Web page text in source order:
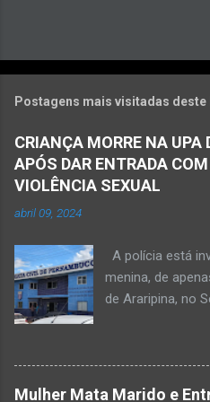
Postagens mais visitadas deste
CRIANÇA MORRE NA UPA
APÓS DAR ENTRADA
VIOLÊNCIA SEXUAL
abril 09, 2024
A polícia está
menina, de
de Araripina, no
morte a
feira (8), foi
possível
Mulher Mata Marido e